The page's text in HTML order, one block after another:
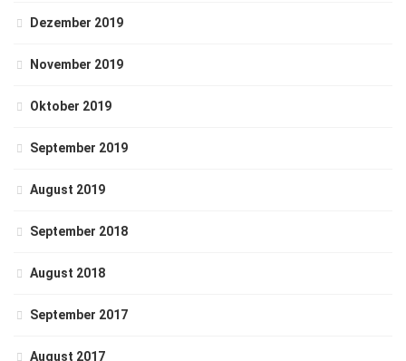
Dezember 2019
November 2019
Oktober 2019
September 2019
August 2019
September 2018
August 2018
September 2017
August 2017